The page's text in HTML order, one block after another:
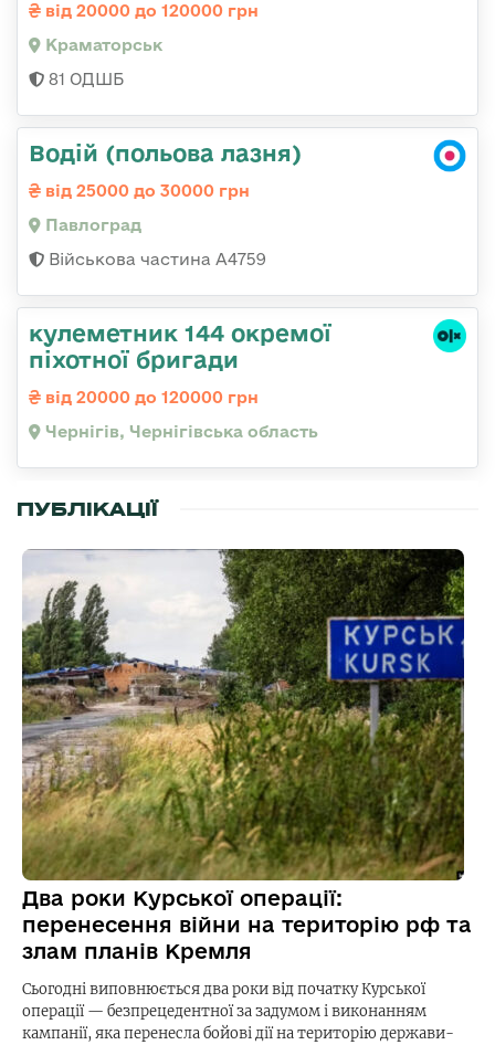
від 20000 до 120000 грн
Краматорськ
81 ОДШБ
Водій (польова лазня)
від 25000 до 30000 грн
Павлоград
Військова частина А4759
кулеметник 144 окремої
піхотної бригади
від 20000 до 120000 грн
Чернігів, Чернігівська область
ПУБЛІКАЦІЇ
Два роки Курської операції:
перенесення війни на територію рф та
злам планів Кремля
Сьогодні виповнюється два роки від початку Курської
операції — безпрецедентної за задумом і виконанням
кампанії, яка перенесла бойові дії на територію держави-